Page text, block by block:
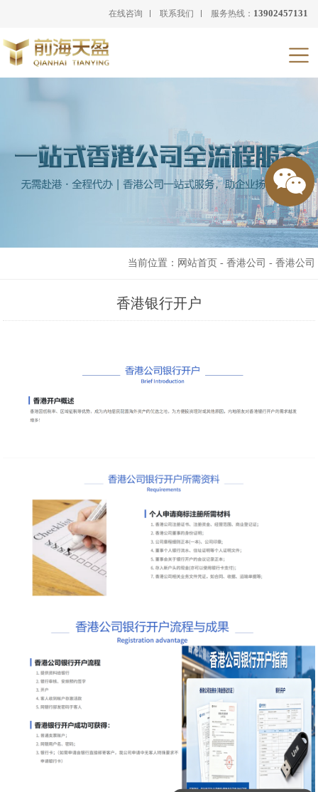
在线咨询 联系我们 服务热线： 13902457131
当前位置： 网站首页 - 香港公司 - 香港公司
香港银行开户